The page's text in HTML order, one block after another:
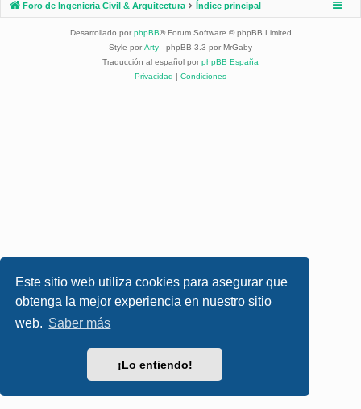
Este sitio web utiliza cookies para asegurar que
obtenga la mejor experiencia en nuestro sitio
web. Saber más
¡Lo entiendo!
Foro de Ingenieria Civil & Arquitectura Índice principal
Desarrollado por phpBB® Forum Software © phpBB Limited
Style por Arty - phpBB 3.3 por MrGaby
Traducción al español por phpBB España
Privacidad | Condiciones